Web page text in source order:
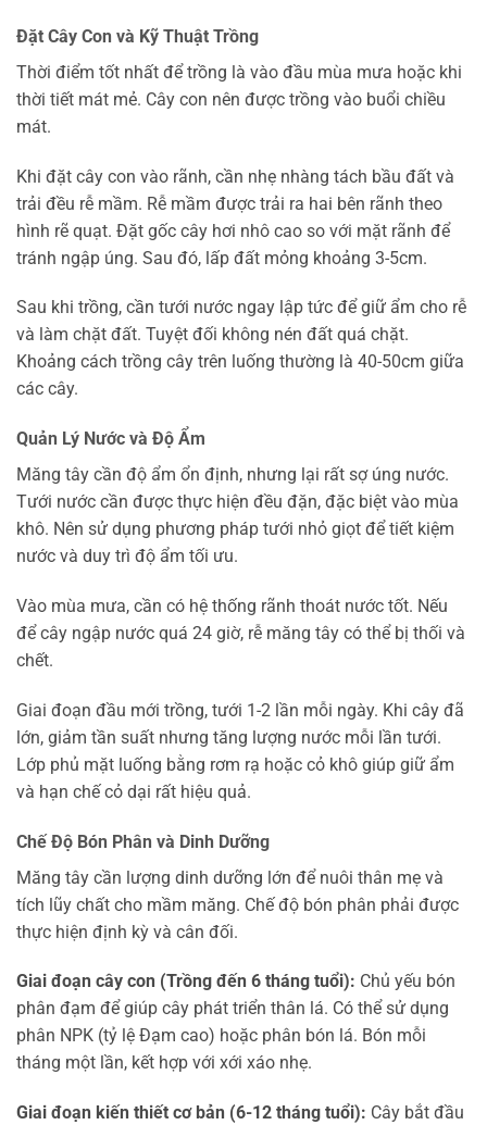
Đặt Cây Con và Kỹ Thuật Trồng
Thời điểm tốt nhất để trồng là vào đầu mùa mưa hoặc khi
thời tiết mát mẻ. Cây con nên được trồng vào buổi chiều
mát.
Khi đặt cây con vào rãnh, cần nhẹ nhàng tách bầu đất và
trải đều rễ mầm. Rễ mầm được trải ra hai bên rãnh theo
hình rẽ quạt. Đặt gốc cây hơi nhô cao so với mặt rãnh để
tránh ngập úng. Sau đó, lấp đất mỏng khoảng 3-5cm.
Sau khi trồng, cần tưới nước ngay lập tức để giữ ẩm cho rễ
và làm chặt đất. Tuyệt đối không nén đất quá chặt.
Khoảng cách trồng cây trên luống thường là 40-50cm giữa
các cây.
Quản Lý Nước và Độ Ẩm
Măng tây cần độ ẩm ổn định, nhưng lại rất sợ úng nước.
Tưới nước cần được thực hiện đều đặn, đặc biệt vào mùa
khô. Nên sử dụng phương pháp tưới nhỏ giọt để tiết kiệm
nước và duy trì độ ẩm tối ưu.
Vào mùa mưa, cần có hệ thống rãnh thoát nước tốt. Nếu
để cây ngập nước quá 24 giờ, rễ măng tây có thể bị thối và
chết.
Giai đoạn đầu mới trồng, tưới 1-2 lần mỗi ngày. Khi cây đã
lớn, giảm tần suất nhưng tăng lượng nước mỗi lần tưới.
Lớp phủ mặt luống bằng rơm rạ hoặc cỏ khô giúp giữ ẩm
và hạn chế cỏ dại rất hiệu quả.
Chế Độ Bón Phân và Dinh Dưỡng
Măng tây cần lượng dinh dưỡng lớn để nuôi thân mẹ và
tích lũy chất cho mầm măng. Chế độ bón phân phải được
thực hiện định kỳ và cân đối.
Giai đoạn cây con (Trồng đến 6 tháng tuổi): Chủ yếu bón
phân đạm để giúp cây phát triển thân lá. Có thể sử dụng
phân NPK (tỷ lệ Đạm cao) hoặc phân bón lá. Bón mỗi
tháng một lần, kết hợp với xới xáo nhẹ.
Giai đoạn kiến thiết cơ bản (6-12 tháng tuổi): Cây bắt đầu